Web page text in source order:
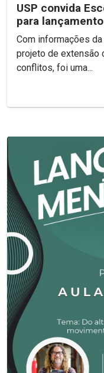
USP convida
para
Com informações da USP A Escola do
projeto de extensão
conflitos, foi uma...